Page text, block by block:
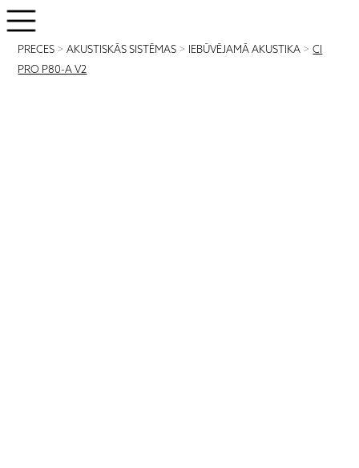
PRECES >AKUSTISKĀS SISTĒMAS > IEBŪVĒJAMĀ AKUSTIKA >CI
PRO P80-A V2